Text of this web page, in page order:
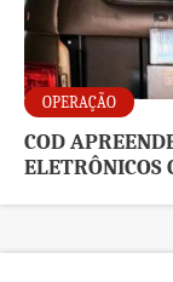
OPERAÇÃO
COD
ELETRÔNICOS